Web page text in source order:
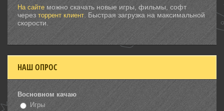
На сайте можно скачать новые игры, фильмы, софт
через торрент клиент . Быстрая загрузка на максимальной
скорости.
НАШ ОПРОС
Восновном качаю
Игры